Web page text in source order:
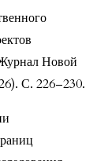
Новой
С. 226–230.